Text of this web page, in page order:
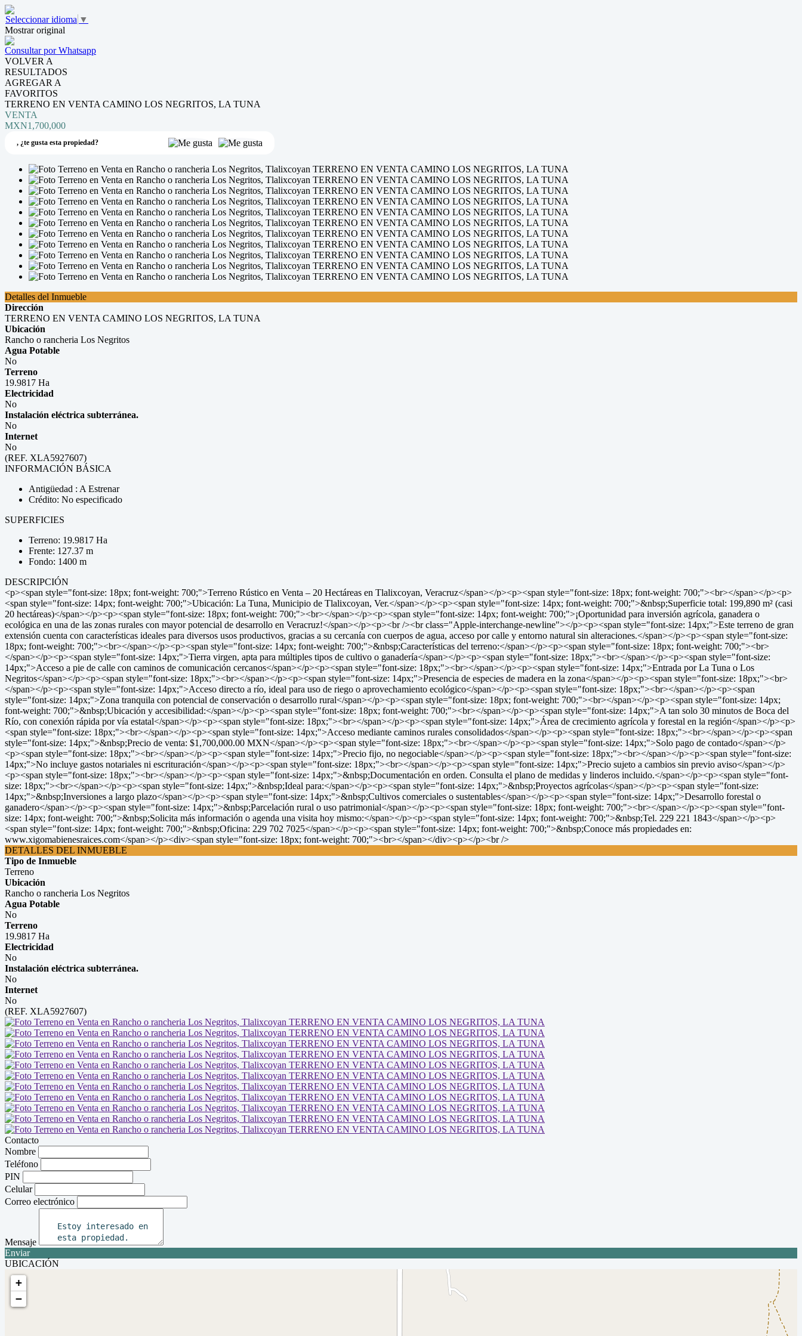
Seleccionar idioma ▼
Mostrar original
Consultar por Whatsapp
VOLVER A
RESULTADOS
AGREGAR A
FAVORITOS
TERRENO EN VENTA CAMINO LOS NEGRITOS, LA TUNA
VENTA
MXN1,700,000
, ¿te gusta esta propiedad?
Detalles del Inmueble
Dirección
TERRENO EN VENTA CAMINO LOS NEGRITOS, LA TUNA
Ubicación
Rancho o rancheria Los Negritos
Agua Potable
No
Terreno
19.9817 Ha
Electricidad
No
Instalación eléctrica subterránea.
No
Internet
No
(REF. XLA5927607)
INFORMACIÓN BÁSICA
Antigüedad : A Estrenar
Crédito: No especificado
SUPERFICIES
Terreno: 19.9817 Ha
Frente: 127.37 m
Fondo: 1400 m
DESCRIPCIÓN
<p><span style="font-size: 18px; font-weight: 700;">Terreno Rústico en Venta – 20 Hectáreas en Tlalixcoyan, Veracruz</span></p><p><span style="font-size: 18px; font-weight: 700;"><br></span></p><p>
<span style="font-size: 14px; font-weight: 700;">Ubicación: La Tuna, Municipio de Tlalixcoyan, Ver.</span></p><p><span style="font-size: 14px; font-weight: 700;">&nbsp;Superficie total: 199,890 m² (casi
20 hectáreas)</span></p><p><span style="font-size: 18px; font-weight: 700;"><br></span></p><p><span style="font-size: 14px; font-weight: 700;">¡Oportunidad para inversión agrícola, ganadera o
ecológica en una de las zonas rurales con mayor potencial de desarrollo en Veracruz!</span></p><p><br /><br class="Apple-interchange-newline"></p><p><span style="font-size: 14px;">Este terreno de gran
extensión cuenta con características ideales para diversos usos productivos, gracias a su cercanía con cuerpos de agua, acceso por calle y entorno natural sin alteraciones.</span></p><p><span style="font-size:
18px; font-weight: 700;"><br></span></p><p><span style="font-size: 14px; font-weight: 700;">&nbsp;Características del terreno:</span></p><p><span style="font-size: 18px; font-weight: 700;"><br>
</span></p><p><span style="font-size: 14px;">Tierra virgen, apta para múltiples tipos de cultivo o ganadería</span></p><p><span style="font-size: 18px;"><br></span></p><p><span style="font-size:
14px;">Acceso a pie de calle con caminos de comunicación cercanos</span></p><p><span style="font-size: 18px;"><br></span></p><p><span style="font-size: 14px;">Entrada por La Tuna o Los
Negritos</span></p><p><span style="font-size: 18px;"><br></span></p><p><span style="font-size: 14px;">Presencia de especies de madera en la zona</span></p><p><span style="font-size: 18px;"><br>
</span></p><p><span style="font-size: 14px;">Acceso directo a río, ideal para uso de riego o aprovechamiento ecológico</span></p><p><span style="font-size: 18px;"><br></span></p><p><span
style="font-size: 14px;">Zona tranquila con potencial de conservación o desarrollo rural</span></p><p><span style="font-size: 18px; font-weight: 700;"><br></span></p><p><span style="font-size: 14px;
font-weight: 700;">&nbsp;Ubicación y accesibilidad:</span></p><p><span style="font-size: 18px; font-weight: 700;"><br></span></p><p><span style="font-size: 14px;">A tan solo 30 minutos de Boca del
Río, con conexión rápida por vía estatal</span></p><p><span style="font-size: 18px;"><br></span></p><p><span style="font-size: 14px;">Área de crecimiento agrícola y forestal en la región</span></p><p>
<span style="font-size: 18px;"><br></span></p><p><span style="font-size: 14px;">Acceso mediante caminos rurales consolidados</span></p><p><span style="font-size: 18px;"><br></span></p><p><span
style="font-size: 14px;">&nbsp;Precio de venta: $1,700,000.00 MXN</span></p><p><span style="font-size: 18px;"><br></span></p><p><span style="font-size: 14px;">Solo pago de contado</span></p>
<p><span style="font-size: 18px;"><br></span></p><p><span style="font-size: 14px;">Precio fijo, no negociable</span></p><p><span style="font-size: 18px;"><br></span></p><p><span style="font-size:
14px;">No incluye gastos notariales ni escrituración</span></p><p><span style="font-size: 18px;"><br></span></p><p><span style="font-size: 14px;">Precio sujeto a cambios sin previo aviso</span></p>
<p><span style="font-size: 18px;"><br></span></p><p><span style="font-size: 14px;">&nbsp;Documentación en orden. Consulta el plano de medidas y linderos incluido.</span></p><p><span style="font-
size: 18px;"><br></span></p><p><span style="font-size: 14px;">&nbsp;Ideal para:</span></p><p><span style="font-size: 14px;">&nbsp;Proyectos agrícolas</span></p><p><span style="font-size:
14px;">&nbsp;Inversiones a largo plazo</span></p><p><span style="font-size: 14px;">&nbsp;Cultivos comerciales o sustentables</span></p><p><span style="font-size: 14px;">Desarrollo forestal o
ganadero</span></p><p><span style="font-size: 14px;">&nbsp;Parcelación rural o uso patrimonial</span></p><p><span style="font-size: 18px; font-weight: 700;"><br></span></p><p><span style="font-
size: 14px; font-weight: 700;">&nbsp;Solicita más información o agenda una visita hoy mismo:</span></p><p><span style="font-size: 14px; font-weight: 700;">&nbsp;Tel. 229 221 1843</span></p><p>
<span style="font-size: 14px; font-weight: 700;">&nbsp;Oficina: 229 702 7025</span></p><p><span style="font-size: 14px; font-weight: 700;">&nbsp;Conoce más propiedades en:
www.xigomabienesraices.com</span></p><div><span style="font-size: 18px; font-weight: 700;"><br></span></div><p></p><br />
DETALLES DEL INMUEBLE
Tipo de Inmueble
Terreno
Ubicación
Rancho o rancheria Los Negritos
Agua Potable
No
Terreno
19.9817 Ha
Electricidad
No
Instalación eléctrica subterránea.
No
Internet
No
(REF. XLA5927607)
Contacto
Nombre
Teléfono
PIN
Celular
Correo electrónico
Mensaje
Enviar
UBICACIÓN
+
−